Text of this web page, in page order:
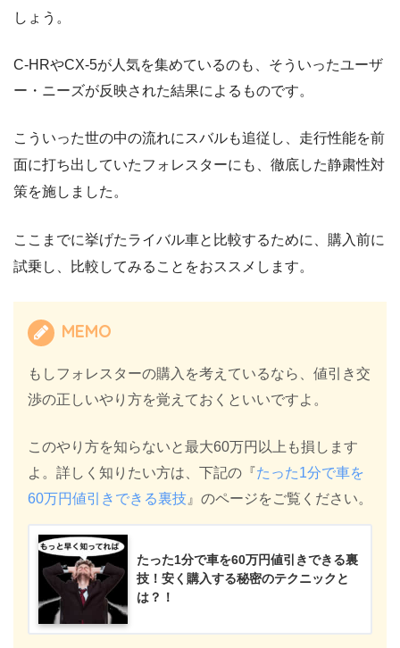
しょう。
C-HRやCX-5が人気を集めているのも、そういったユーザ
ー・ニーズが反映された結果によるものです。
こういった世の中の流れにスバルも追従し、走行性能を前
面に打ち出していたフォレスターにも、徹底した静粛性対
策を施しました。
ここまでに挙げたライバル車と比較するために、購入前に
試乗し、比較してみることをおススメします。
MEMO
もしフォレスターの購入を考えているなら、値引き交
渉の正しいやり方を覚えておくといいですよ。
このやり方を知らないと最大60万円以上も損します
よ。詳しく知りたい方は、下記の『たった1分で車を
60万円値引きできる裏技 』のページをご覧ください。
たった1分で車を60万円値引きできる裏
技！安く購入する秘密のテクニックと
は？！